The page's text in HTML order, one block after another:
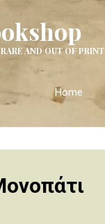
AND OUT OF PRINT
Home